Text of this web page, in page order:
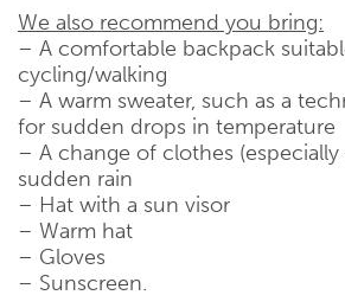
We also recommend you bring:
– A comfortable backpack
cycling/walking
– A warm sweater, such as a
for sudden drops in temperature
– A change of clothes
sudden rain
– Hat with a sun visor
– Warm hat
– Gloves
– Sunscreen.